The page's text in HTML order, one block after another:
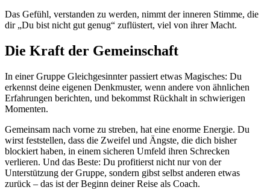
Das Gefühl, verstanden zu werden, nimmt der inneren Stimme, die
dir „Du bist nicht gut genug“ zuflüstert, viel von ihrer Macht.
Die Kraft der Gemeinschaft
In einer Gruppe Gleichgesinnter passiert etwas Magisches: Du
erkennst deine eigenen Denkmuster, wenn andere von ähnlichen
Erfahrungen berichten, und bekommst Rückhalt in schwierigen
Momenten.
Gemeinsam nach vorne zu streben, hat eine enorme Energie. Du
wirst feststellen, dass die Zweifel und Ängste, die dich bisher
blockiert haben, in einem sicheren Umfeld ihren Schrecken
verlieren. Und das Beste: Du profitierst nicht nur von der
Unterstützung der Gruppe, sondern gibst selbst anderen etwas
zurück – das ist der Beginn deiner Reise als Coach.